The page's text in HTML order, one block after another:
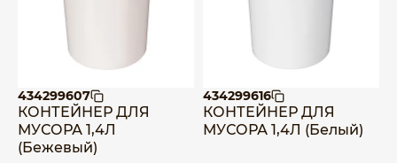
434299607
КОНТЕЙНЕР ДЛЯ
МУСОРА 1,4Л
(Бежевый)
434299616
КОНТЕЙНЕР ДЛЯ
МУСОРА 1,4Л (Белый)